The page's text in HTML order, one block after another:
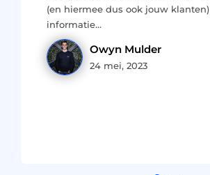
(en hiermee dus ook jouw klanten)
informatie…
Owyn Mulder
24 mei, 2023